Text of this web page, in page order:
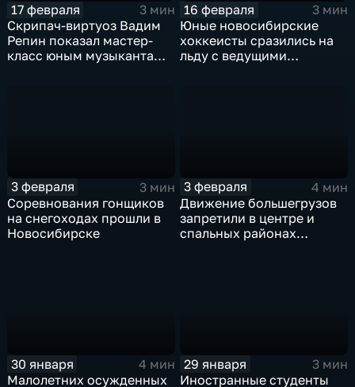
17 февраля
3 мин
Скрипач-виртуоз Вадим
Репин показал мастер-
класс юным музыкантам
16 февраля
3 мин
Юные новосибирские
хоккеисты сразились на
льду с ведущими
3 февраля
3 мин
Соревнования гонщиков
на снегоходах прошли в
Новосибирске
3 февраля
4 мин
Движение большегрузов
запретили в центре и
спальных районах
30 января
4 мин
Малолетних осужденных
29 января
3 мин
Иностранные студенты